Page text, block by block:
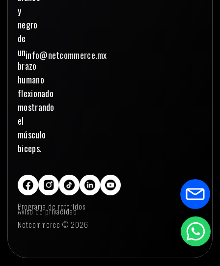
info@netcommerce.mx
Programa de referidos
Aviso de privacidad
Netcommerce © 2026